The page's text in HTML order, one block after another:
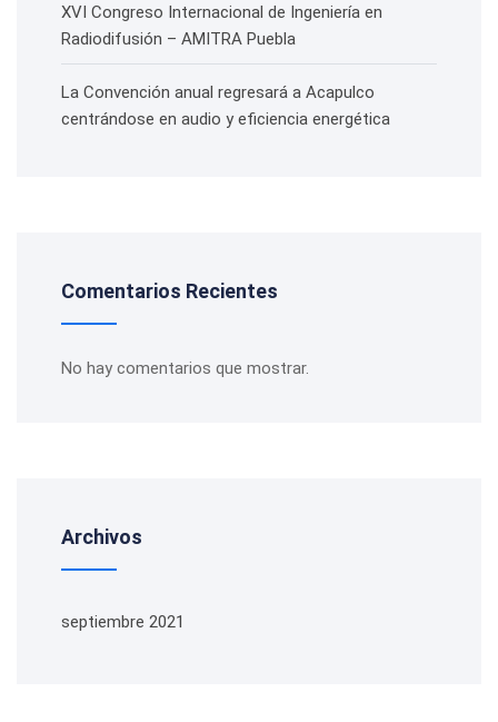
XVI Congreso Internacional de Ingeniería en
Radiodifusión – AMITRA Puebla
La Convención anual regresará a Acapulco
centrándose en audio y eficiencia energética
Comentarios Recientes
No hay comentarios que mostrar.
Archivos
septiembre 2021